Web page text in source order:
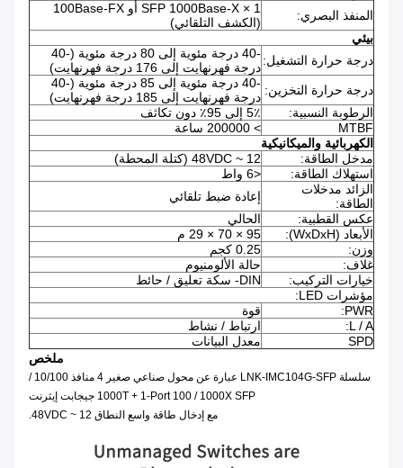
المنفذ البصري:
1 × SFP 1000Base-X أو 100Base-FX
(الكشف التلقائي)
بيئي
درجة حرارة التشغيل:
-40 درجة مئوية إلى 80 درجة مئوية (-40
درجة فهرنهايت إلى 176 درجة فهرنهايت)
درجة حرارة التخزين:
-40 درجة مئوية إلى 85 درجة مئوية (-40
درجة فهرنهايت إلى 185 درجة فهرنهايت)
الرطوبة النسبية:
5٪ إلى 95٪ دون تكاثف
MTBF
> 200000 ساعة
الكهربائية والميكانيكية
مدخل الطاقة:
12 ~ 48VDC (كتلة المحطة)
استهلاك الطاقة:
<6 واط
الزائد مدخلات
الطاقة:
إعادة ضبط تلقائي
عكس القطبية:
الحالي
الأبعاد (WxDxH):
95 × 70 × 29 م
وزن:
0.25 كجم
غلاف:
حالة الألومنيوم
خيارات التركيب:
DIN- سكة تعليق / حائط
مؤشرات LED:
PWR:
قوة
L / A:
ارتباط / نشاط
SPD
معدل البيانات
ملخص
سلسلة LNK-IMC104G-SFP عبارة عن محول صناعي صغير 4 منافذ 10/100 /
1000T + 1-Port 100 / 1000X SFP جيجابت إيثرنت
مع إدخال طاقة واسع النطاق 12 ~ 48VDC.